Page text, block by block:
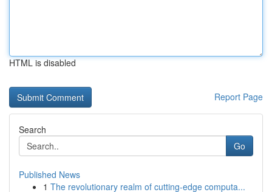
HTML is disabled
Report Page
Search
Go
Published News
1 The revolutionary realm of cutting-edge computa...